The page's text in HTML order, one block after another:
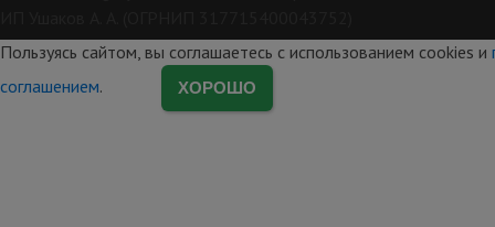
Пользуясь сайтом, вы соглашаетесь с использованием cookies и
соглашением. ХОРОШО